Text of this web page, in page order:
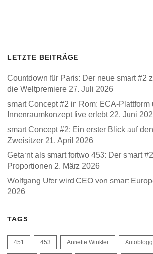
LETZTE BEITRÄGE
Countdown für Paris: Der neue smart #2
die Weltpremiere 27. Juli 2026
smart Concept #2 in Rom: ECA-Plattform
Innenraumkonzept live erlebt 22. Juni
smart Concept #2: Ein erster Blick auf
Zweisitzer 21. April 2026
Getarnt als smart fortwo 453: Der smart
Proportionen 2. März 2026
Wolfgang Ufer wird CEO von smart
2026
TAGS
451 453 Annette Winkler